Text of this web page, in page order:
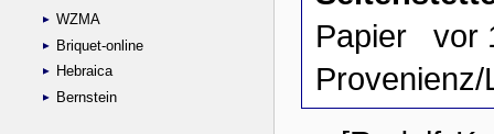
WZMA
Briquet-online
Hebraica
Bernstein